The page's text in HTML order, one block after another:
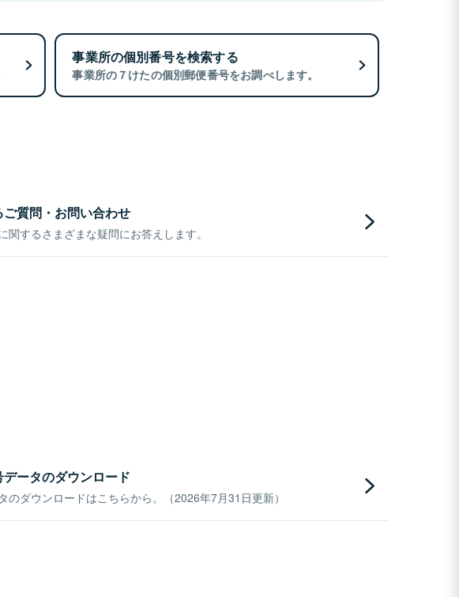
事業所の個別番号を検索する
事業所の７けたの個別郵便番号をお調べします。
ご質問・お問い合わせ
関するさまざまな疑問にお答えします。
ータのダウンロード
のダウンロードはこちらから。（2026年7月31日更新）